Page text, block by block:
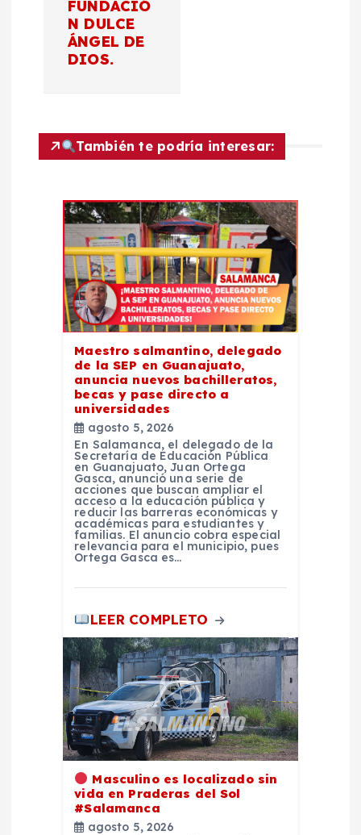
n
t
FUNDACIÓ
N DULCE
ÁNGEL DE
DIOS.
También te podría interesar:
Maestro salmantino, delegado
de la SEP en Guanajuato,
anuncia nuevos bachilleratos,
becas y pase directo a
universidades
agosto 5, 2026
En Salamanca, el delegado de la
Secretaría de Educación Pública
en Guanajuato, Juan Ortega
Gasca, anunció una serie de
acciones que buscan ampliar el
acceso a la educación pública y
reducir las barreras económicas y
académicas para estudiantes y
familias. El anuncio cobra especial
relevancia para el municipio, pues
Ortega Gasca es…
LEER COMPLETO
Masculino es localizado sin
vida en Praderas del Sol
#Salamanca
agosto 5, 2026